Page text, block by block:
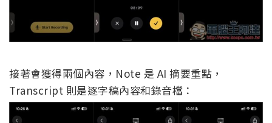
接著會獲得兩個內容，Note 是 AI 摘要重點，
Transcript 則是逐字稿內容和錄音檔：